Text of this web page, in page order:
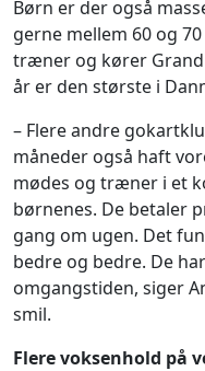
Børn er der også
gerne mellem 60 og
træner og kører
år er den største i
– Flere andre
måneder også haft
mødes og træner i et
børnenes. De betaler
gang om ugen. Det
bedre og bedre. De
omgangstiden, siger
smil.
Flere voksenhold på